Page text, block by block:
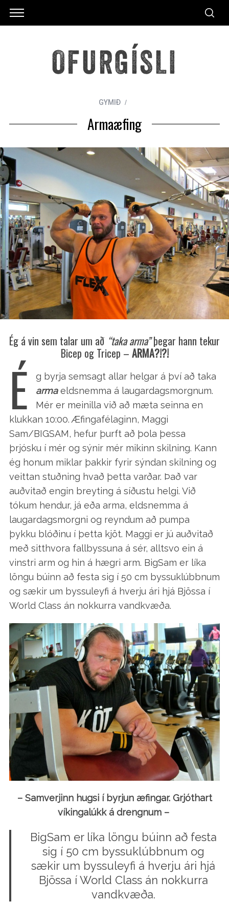
GYMIÐ
Armaæfing
Ég á vin sem talar um að “taka arma”þegar hann tekur
Bicep og Tricep – ARMA?!?!
É
g byrja semsagt allar helgar á því að taka
armaeldsnemma á laugardagsmorgnum.
Mér er meinilla við að mæta seinna en
klukkan 10:00. Æfingafélaginn, Maggi
Sam/BIGSAM, hefur þurft að þola þessa
þrjósku í mér og sýnir mér mikinn skilning. Kann
ég honum miklar þakkir fyrir sýndan skilning og
veittan stuðning hvað þetta varðar. Það var
auðvitað engin breyting á síðustu helgi. Við
tókum hendur, já eða arma, eldsnemma á
laugardagsmorgni og reyndum að pumpa
þykku blóðinu í þetta kjöt. Maggi er jú auðvitað
með sitthvora fallbyssuna á sér, alltsvo ein á
vinstri arm og hin á hægri arm. BigSam er líka
löngu búinn að festa sig í 50 cm byssuklúbbnum
og sækir um byssuleyfi á hverju ári hjá Bjössa í
World Class án nokkurra vandkvæða.
– Samverjinn hugsi í byrjun æfingar. Grjóthart
víkingalúkk á drengnum –
BigSam er líka löngu búinn að festa
sig í 50 cm byssuklúbbnum og
sækir um byssuleyfi á hverju ári hjá
Bjössa í World Class án nokkurra
vandkvæða.